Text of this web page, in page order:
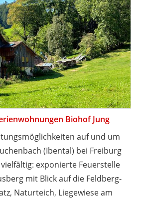
Biohof Jung
auf und um
(Ibental) bei Freiburg
exponierte Feuerstelle
mit Blick auf die Feldberg-
Naturteich, Liegewiese am